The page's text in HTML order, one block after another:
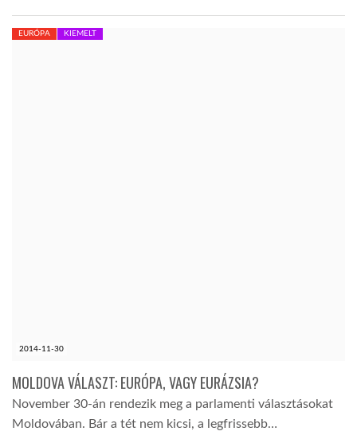
GLOBOTV BP
DOBRAVERO.HU
2014-11-30
EURÓPA KIEMELT
MOLDOVA VÁLASZT: EURÓPA, VAGY EURÁZSIA?
November 30-án rendezik meg a parlamenti választásokat
Moldovában. Bár a tét nem kicsi, a legfrissebb…